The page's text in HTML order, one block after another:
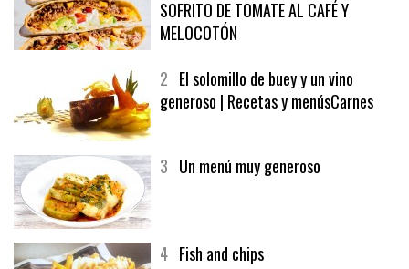
1CRUNCH WRAP SUPREME CON
SOFRITO DE TOMATE AL CAFÉ Y
MELOCOTÓN
2El solomillo de buey y un vino